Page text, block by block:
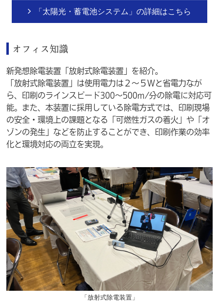
「太陽光・蓄電池システム」の詳細はこちら
オフィス知識
新発想除電装置「放射式除電装置」を紹介。
「放射式除電装置」は使用電力は２～５Wと省電力なが
ら、印刷のラインスピード300～500m/分の除電に対応可
能。また、本装置に採用している除電方式では、印刷現場
の安全・環境上の課題となる「可燃性ガスの着火」や「オ
ゾンの発生」などを防止することができ、印刷作業の効率
化と環境対応の両立を実現。
「放射式除電装置」